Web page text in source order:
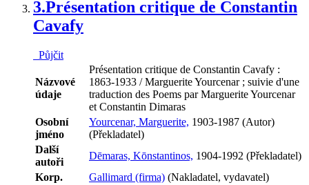
3.Présentation critique de Constantin
Cavafy
Půjčit
Názvové
údaje
Présentation critique de Constantin Cavafy :
1863-1933 / Marguerite Yourcenar ; suivie d'une
traduction des Poems par Marguerite Yourcenar
et Constantin Dimaras
Osobní
jméno
Yourcenar, Marguerite, 1903-1987 (Autor)
(Překladatel)
Další
autoři
Dēmaras, Kōnstantinos, 1904-1992 (Překladatel)
Korp.
Gallimard (firma) (Nakladatel, vydavatel)